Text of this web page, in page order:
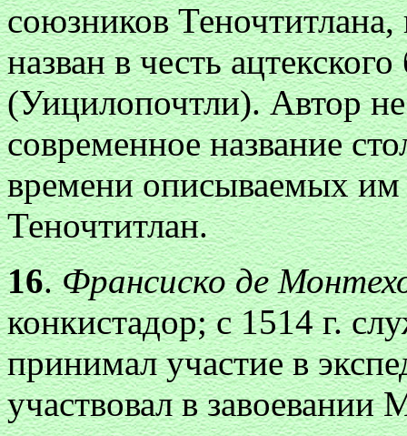
союзников
назван в честь
(Уицилопочтли). Автор не
современное название
времени описываемых им
Теночтитлан.
16.Франсиско де
конкистадор; с 1514 г.
принимал участие в
участвовал в